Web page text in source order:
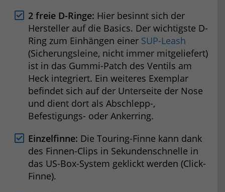
2 freie D-Ringe: Hier besinnt sich der
Hersteller auf die Basics. Der wichtigste D-
Ring zum Einhängen einer SUP-Leash
(Sicherungsleine, nicht immer mitgeliefert)
ist in das Gummi-Patch des Ventils am
Heck integriert. Ein weiteres Exemplar
befindet sich auf der Unterseite der Nose
und dient dort als Abschlepp-,
Befestigungs- oder Ankerring.
Einzelfinne: Die Touring-Finne kann dank
des Finnen-Clips in Sekundenschnelle in
das US-Box-System geklickt werden (Click-
Finne).